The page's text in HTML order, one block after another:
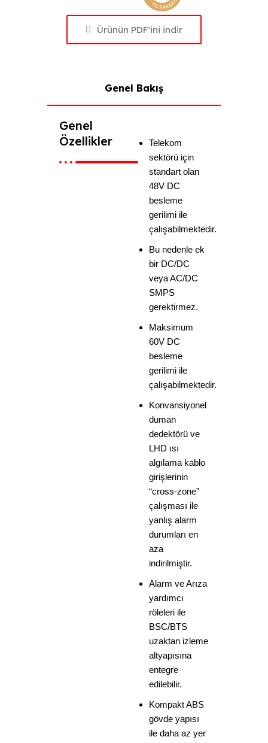
Ürünün PDF'ini indir
Genel Bakış
Genel
Özellikler
Telekom
sektörü için
standart olan
48V DC
besleme
gerilimi ile
çalışabilmektedir.
Bu nedenle ek
bir DC/DC
veya AC/DC
SMPS
gerektirmez.
Maksimum
60V DC
besleme
gerilimi ile
çalışabilmektedir.
Konvansiyonel
duman
dedektörü ve
LHD ısı
algılama kablo
girişlerinin
“cross-zone”
çalışması ile
yanlış alarm
durumları en
aza
indirilmiştir.
Alarm ve Arıza
yardımcı
röleleri ile
BSC/BTS
uzaktan izleme
altyapısına
entegre
edilebilir.
Kompakt ABS
gövde yapısı
ile daha az yer